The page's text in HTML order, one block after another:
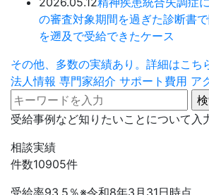
の審査対象期間を過ぎた診断書
を遡及で受給できたケース
その他、多数の実績あり。詳細はこち
法人情報 専門家紹介 サポート費用 ア
受給事例など知りたいことについて入
相談実績
件数10905件